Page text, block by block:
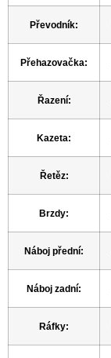
Převodník:
Přehazovačka:
Řazení:
Kazeta:
Řetěz:
Brzdy:
Náboj přední:
Náboj zadní:
Ráfky: